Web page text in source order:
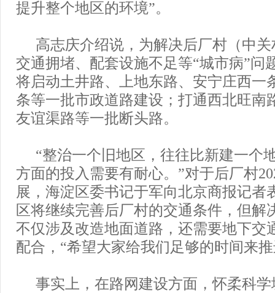
提升整个地区的环境”。
高志庆介绍说，为解决后厂村（中
交通拥堵、配套设施不足等“城市病”问
将启动土井路、上地东路、安宁庄西一
条等一批市政道路建设；打通西北旺南
友谊渠路等一批断头路。
“整治一个旧地区，往往比新建一个
方面的投入需要有耐心。”对于后厂村
展，海淀区委书记于军向北京商报记者
区将继续完善后厂村的交通条件，但解
不仅涉及改造地面道路，还需要地下交
配合，“希望大家给我们足够的时间来
事实上，在路网建设方面，怀柔科